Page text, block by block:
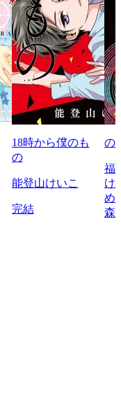
18時から僕のも
の
能登山けいこ
完結
の
福
け
め
森